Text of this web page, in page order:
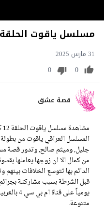
مسلسل ياقوت الحلقة 12
31 مارس 2025
0
0
قصة عشق
المسلسل العراقي ياقوت من
جليل, وميثم صالح, وتدور قصة
من كمال الا ان زوجها يعاملها
الدائم بها تتوسع الخلافات
يومياً
متنوعة.